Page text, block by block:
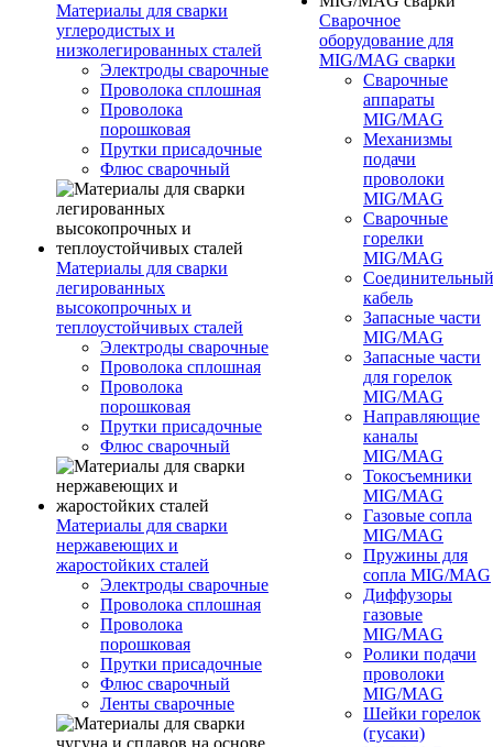
Материалы для сварки
углеродистых и
низколегированных сталей
Электроды сварочные
Проволока сплошная
Проволока
порошковая
Прутки присадочные
Флюс сварочный
Материалы для сварки
легированных
высокопрочных и
теплоустойчивых сталей
Электроды сварочные
Проволока сплошная
Проволока
порошковая
Прутки присадочные
Флюс сварочный
Материалы для сварки
нержавеющих и
жаростойких сталей
Электроды сварочные
Проволока сплошная
Проволока
порошковая
Прутки присадочные
Флюс сварочный
Ленты сварочные
Сварочное
оборудование для
MIG/MAG сварки
Сварочные
аппараты
MIG/MAG
Механизмы
подачи
проволоки
MIG/MAG
Сварочные
горелки
MIG/MAG
Соединительный
кабель
Запасные части
MIG/MAG
Запасные части
для горелок
MIG/MAG
Направляющие
каналы
MIG/MAG
Токосъемники
MIG/MAG
Газовые сопла
MIG/MAG
Пружины для
сопла MIG/MAG
Диффузоры
газовые
MIG/MAG
Ролики подачи
проволоки
MIG/MAG
Шейки горелок
(гусаки)